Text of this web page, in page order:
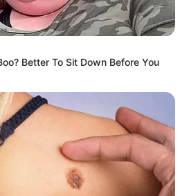
Better To Sit Down Before You